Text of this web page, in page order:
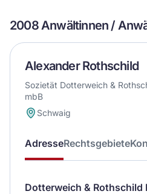
2008 Anwältinnen /
Alexander Rothschild
Sozietät Dotterweich &
mbB
Schwaig
AdresseRechtsgebiete
Dotterweich & Rothschild